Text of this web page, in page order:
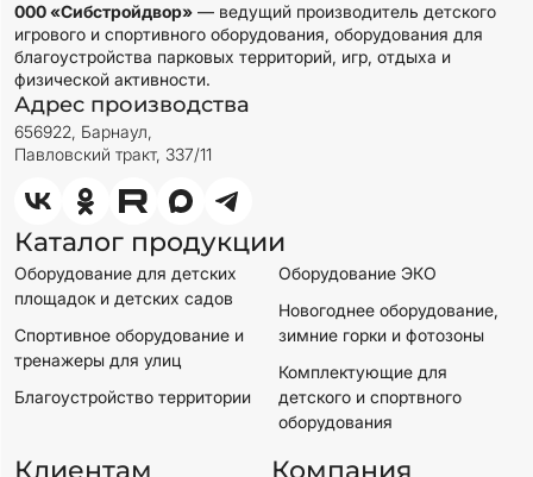
000 «Сибстройдвор» — ведущий производитель детского
игрового и спортивного оборудования, оборудования для
благоустройства парковых территорий, игр, отдыха и
физической активности.
Адрес производства
656922, Барнаул,
Павловский тракт, 337/11
Каталог продукции
Оборудование для детских
площадок и детских садов
Спортивное оборудование и
тренажеры для улиц
Благоустройство территории
Оборудование ЭКО
Новогоднее оборудование,
зимние горки и фотозоны
Комплектующие для
детского и спортвного
оборудования